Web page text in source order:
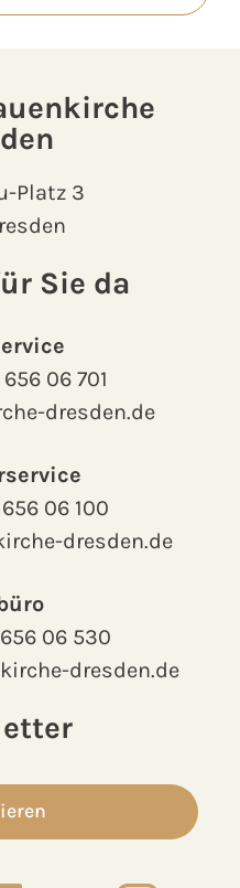
Platz 3
Sie da
06 701
dresden.de
06 100
dresden.de
06 530
dresden.de